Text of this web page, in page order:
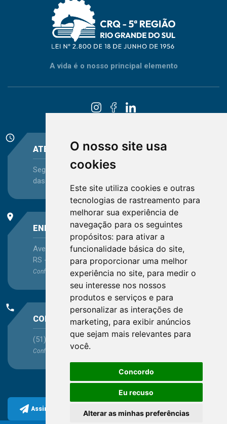
O nosso site usa
cookies
Este site utiliza cookies e outras
tecnologias de rastreamento para
melhorar sua experiência de
navegação para os seguintes
propósitos: para ativar a
funcionalidade básica do site,
para proporcionar uma melhor
experiência no site, para medir o
seu interesse nos nossos
produtos e serviços e para
personalizar as interações de
marketing, para exibir anúncios
que sejam mais relevantes para
você.
Concordo
Eu recuso
Alterar as minhas preferências
A vida é o nosso principal elemento
schedule
ATENDIMENTO
Segunda-feira a Sexta-feira - das 08:30 às 12:15 e
das 13:30 às 16:45
place
ENDEREÇO
Avenida Itaqui, 45, Bairro Petrópolis, Porto Alegre -
RS - CEP 90460-140
Confira as demaislocalizações no Estado
phone
CONTATO
(51) 3330-5659
Confira os e-mailsaqui
Assine a nossa newsletter